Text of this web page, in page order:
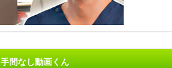
手間なし動画くん